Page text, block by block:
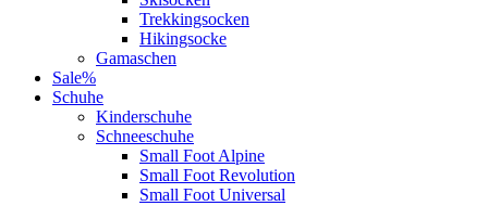
Trekkingsocken
Hikingsocke
Gamaschen
Sale%
Schuhe
Kinderschuhe
Schneeschuhe
Small Foot Alpine
Small Foot Revolution
Small Foot Universal